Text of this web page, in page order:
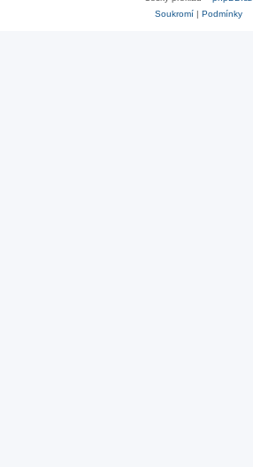
Soukromí| Podmínky